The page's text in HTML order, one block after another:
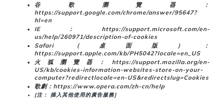
谷歌瀏覽器：
https://support.google.com/chrome/answer/95647?
hl=en
IE：https://support.microsoft.com/en-
us/help/260971/description-of-cookies
Safari（桌面版）：
https://support.apple.com/kb/PH5042?locale=en_US
火狐瀏覽器：https://support.mozilla.org/en-
US/kb/cookies-information-websites-store-on-your-
computer?redirectlocale=en-US&redirectslug=Cookies
歌劇：https://www.opera.com/zh-cn/help
[注： 插入其他使用的廣告服務]